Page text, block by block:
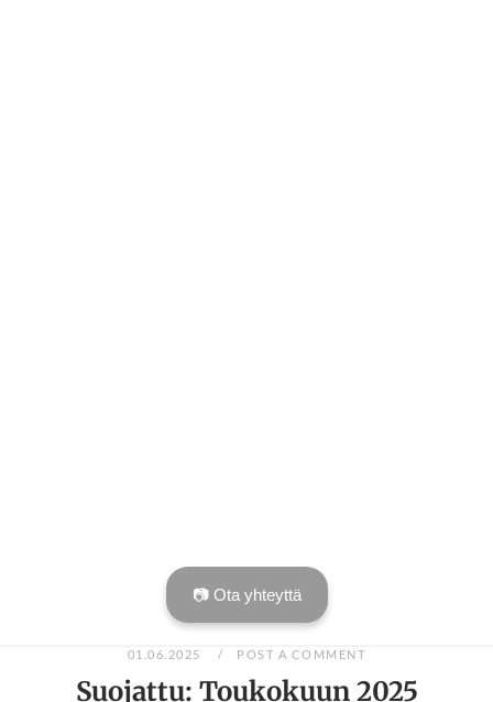
📷 Ota yhteyttä
01.06.2025 POST A COMMENT
Suojattu: Toukokuun 2025